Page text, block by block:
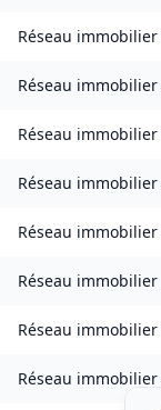
Réseau immobilier
Réseau immobilier
Réseau immobilier
Réseau immobilier
Réseau immobilier
Réseau immobilier
Réseau immobilier
Réseau immobilier